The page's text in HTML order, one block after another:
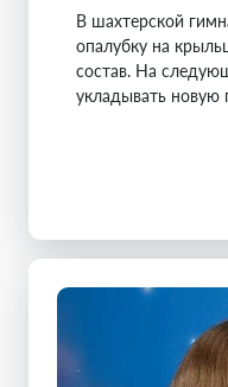
В шахтерской
опалубку на
состав. На
укладывать новую